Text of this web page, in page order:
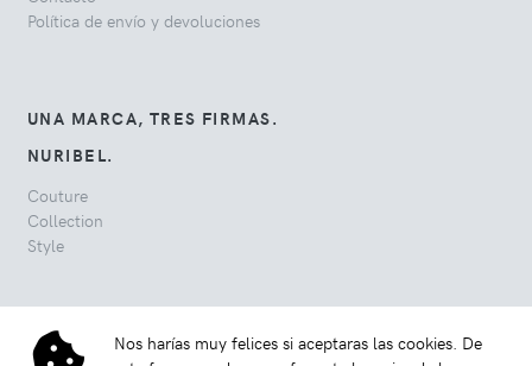
Política de envío y devoluciones
UNA MARCA, TRES FIRMAS.
NURIBEL.
Couture
Collection
Style
Nos harías muy felices si aceptaras las cookies. De